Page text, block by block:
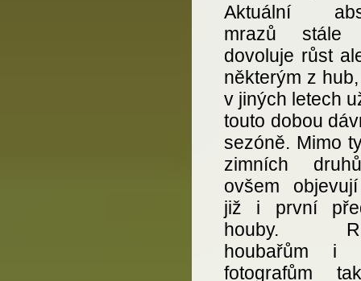
Aktuální
mrazů stále
dovoluje růst
některým z
v jiných letech
touto dobou
sezóně. Mimo
zimních
ovšem
již i první
houby.
houbařům i
fotografům